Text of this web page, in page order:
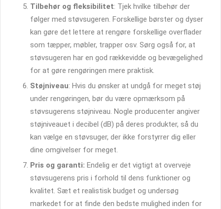
Tilbehør og fleksibilitet: Tjek hvilke tilbehør der
følger med støvsugeren. Forskellige børster og dyser
kan gøre det lettere at rengøre forskellige overflader
som tæpper, møbler, trapper osv. Sørg også for, at
støvsugeren har en god rækkevidde og bevægelighed
for at gøre rengøringen mere praktisk.
Støjniveau: Hvis du ønsker at undgå for meget støj
under rengøringen, bør du være opmærksom på
støvsugerens støjniveau. Nogle producenter angiver
støjniveauet i decibel (dB) på deres produkter, så du
kan vælge en støvsuger, der ikke forstyrrer dig eller
dine omgivelser for meget.
Pris og garanti: Endelig er det vigtigt at overveje
støvsugerens pris i forhold til dens funktioner og
kvalitet. Sæt et realistisk budget og undersøg
markedet for at finde den bedste mulighed inden for